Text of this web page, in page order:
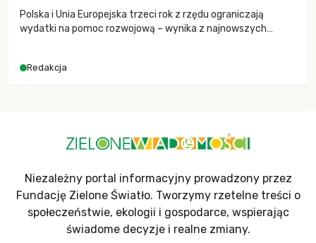
Polska i Unia Europejska trzeci rok z rzędu ograniczają
wydatki na pomoc rozwojową – wynika z najnowszych
odnotowano największe tąpnięcie ODA w historii. Jakie będą
Redakcja
Niezależny portal informacyjny prowadzony przez
Fundację Zielone Światło. Tworzymy rzetelne treści o
społeczeństwie, ekologii i gospodarce, wspierając
świadome decyzje i realne zmiany.